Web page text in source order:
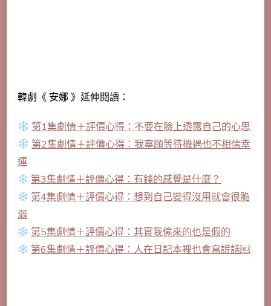
韓劇《 安娜 》延伸閱讀：
第1集劇情＋評價心得：不要在臉上透露自己的心思
第2集劇情＋評價心得：我寧願等待機遇也不相信幸
運
第3集劇情＋評價心得：有錢的感覺是什麼？
第4集劇情＋評價心得：想到自己變得沒用就會很脆
弱
第5集劇情＋評價心得：其實我偷來的也是假的
第6集劇情＋評價心得：人在日記本裡也會寫謊話￼